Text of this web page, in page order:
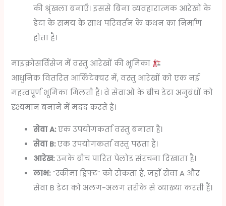
की श्रृंखला बनाएँ। इससे बिना व्यवहारात्मक आरेखों के
डेटा के समय के साथ परिवर्तन के कथन का निर्माण
होता है।
माइक्रोसर्विसेज में वस्तु आरेखों की भूमिका
आधुनिक वितरित आर्किटेक्चर में, वस्तु आरेखों को एक नई
महत्वपूर्ण भूमिका मिलती है। वे सेवाओं के बीच डेटा अनुबंधों को
दृश्यमान बनाने में मदद करते हैं।
सेवा A:एक उपयोगकर्ता वस्तु बनाता है।
सेवा B:एक उपयोगकर्ता वस्तु पढ़ता है।
आरेख:उनके बीच पारित पेलोड संरचना दिखाता है।
लाभ:“स्कीमा ड्रिफ्ट” को रोकता है, जहाँ सेवा A और
सेवा B डेटा को अलग-अलग तरीके से व्याख्या करती हैं।